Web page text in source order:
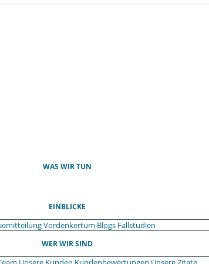
WAS WIR TUN
EINBLICKE
Vordenkertum Blogs Fallstudien
WER WIR SIND